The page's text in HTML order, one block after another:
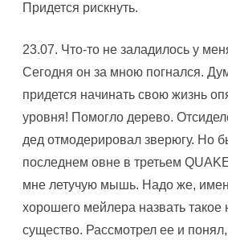
Придется рискнуть.
23.07. Что-то не заладилось у
Сегодня он за мною погнался.
придется начинать свою жизнь
уровня! Помогло дерево.
дед отмодерировал зверюгу. Hо
последнем овне в третьем
мне летучую мышь. Hадо же,
хорошего мейлера назвать такое
существо. Рассмотрел ее и